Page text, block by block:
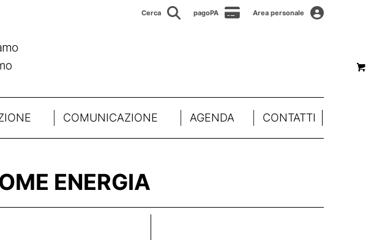
Cerca pagoPA Area personale
COMUNICAZIONE AGENDA CONTATTI
ENERGIA